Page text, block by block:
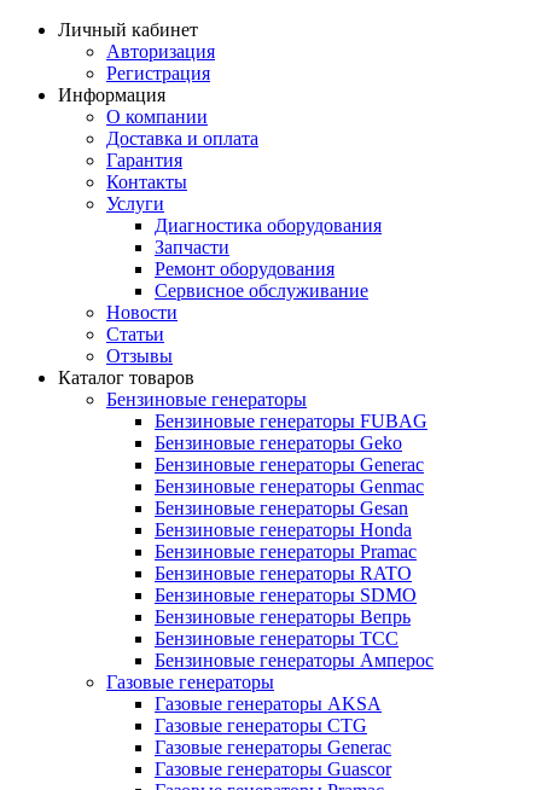
Личный кабинет
Авторизация
Регистрация
Информация
О компании
Доставка и оплата
Гарантия
Контакты
Услуги
Диагностика оборудования
Запчасти
Ремонт оборудования
Сервисное обслуживание
Новости
Статьи
Отзывы
Каталог товаров
Бензиновые генераторы
Бензиновые генераторы FUBAG
Бензиновые генераторы Geko
Бензиновые генераторы Generac
Бензиновые генераторы Genmac
Бензиновые генераторы Gesan
Бензиновые генераторы Honda
Бензиновые генераторы Pramac
Бензиновые генераторы RATO
Бензиновые генераторы SDMO
Бензиновые генераторы Вепрь
Бензиновые генераторы ТСС
Бензиновые генераторы Амперос
Газовые генераторы
Газовые генераторы AKSA
Газовые генераторы CTG
Газовые генераторы Generac
Газовые генераторы Guascor